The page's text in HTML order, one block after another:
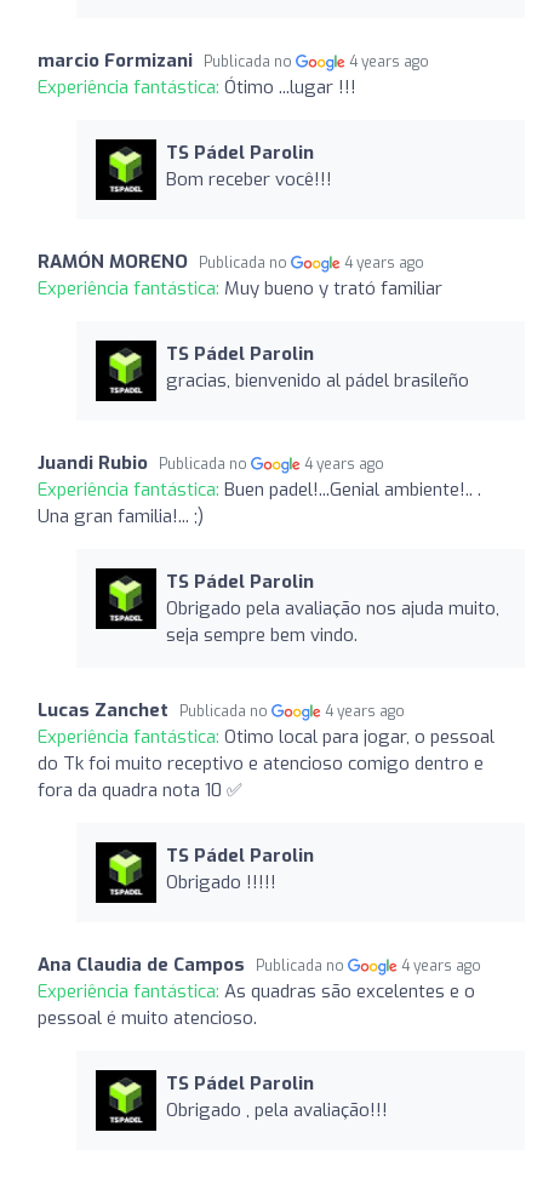
marcio Formizani Publicada no 4 years ago
Experiência fantástica: Ótimo ...lugar !!!
TS Pádel Parolin
Bom receber você!!!
RAMÓN MORENO Publicada no 4 years ago
Experiência fantástica: Muy bueno y trató familiar
TS Pádel Parolin
gracias, bienvenido al pádel brasileño
Juandi Rubio Publicada no 4 years ago
Experiência fantástica: Buen padel!...Genial ambiente!.. .
Una gran familia!... ;)
TS Pádel Parolin
Obrigado pela avaliação nos ajuda muito,
seja sempre bem vindo.
Lucas Zanchet Publicada no 4 years ago
Experiência fantástica: Otimo local para jogar, o pessoal
do Tk foi muito receptivo e atencioso comigo dentro e
fora da quadra nota 10 ✅
TS Pádel Parolin
Obrigado !!!!!
Ana Claudia de Campos Publicada no 4 years ago
Experiência fantástica: As quadras são excelentes e o
pessoal é muito atencioso.
TS Pádel Parolin
Obrigado , pela avaliação!!!